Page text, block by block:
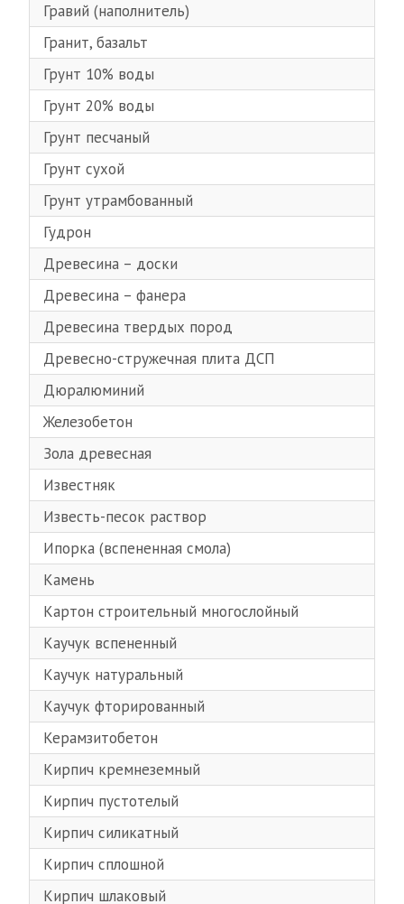
Гравий (наполнитель)
Гранит, базальт
Грунт 10% воды
Грунт 20% воды
Грунт песчаный
Грунт сухой
Грунт утрамбованный
Гудрон
Древесина – доски
Древесина – фанера
Древесина твердых пород
Древесно-стружечная плита ДСП
Дюралюминий
Железобетон
Зола древесная
Известняк
Известь-песок раствор
Ипорка (вспененная смола)
Камень
Картон строительный многослойный
Каучук вспененный
Каучук натуральный
Каучук фторированный
Керамзитобетон
Кирпич кремнеземный
Кирпич пустотелый
Кирпич силикатный
Кирпич сплошной
Кирпич шлаковый